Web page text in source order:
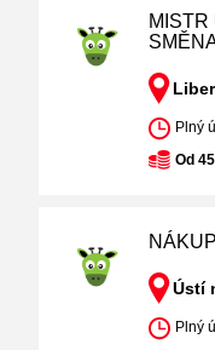
MISTR
Plný
Od
Ústí
Plný